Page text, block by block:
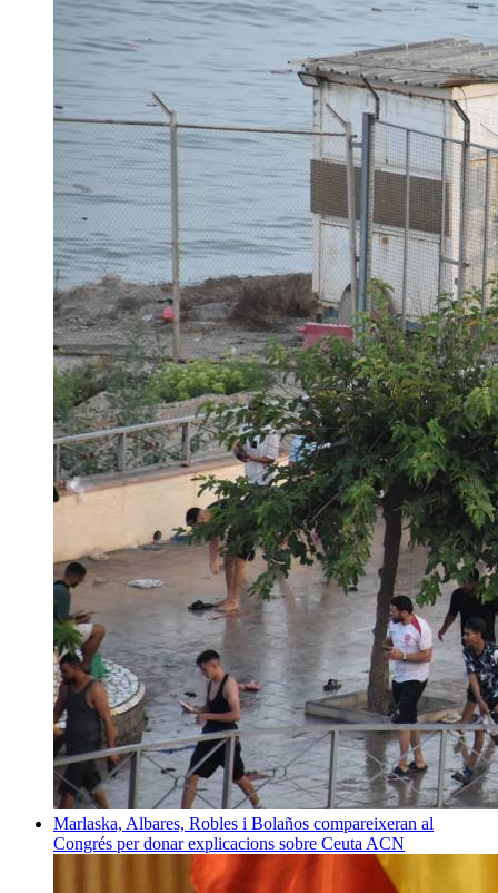
Marlaska, Albares, Robles i Bolaños compareixeran al
Congrés per donar explicacions sobre Ceuta ACN